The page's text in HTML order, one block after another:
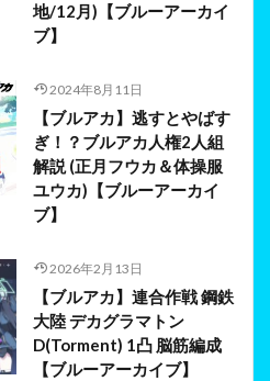
地/12月)【ブルーアーカイ
ブ】
2024年8月11日
【ブルアカ】逃すとやばす
ぎ！？ブルアカ人権2人組
解説 (正月フウカ＆体操服
ユウカ)【ブルーアーカイ
ブ】
2026年2月13日
【ブルアカ】連合作戦 鋼鉄
大陸 デカグラマトン
D(Torment) 1凸 脳筋編成
【ブルーアーカイブ】